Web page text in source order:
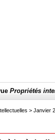
Propriétés
> Janvier